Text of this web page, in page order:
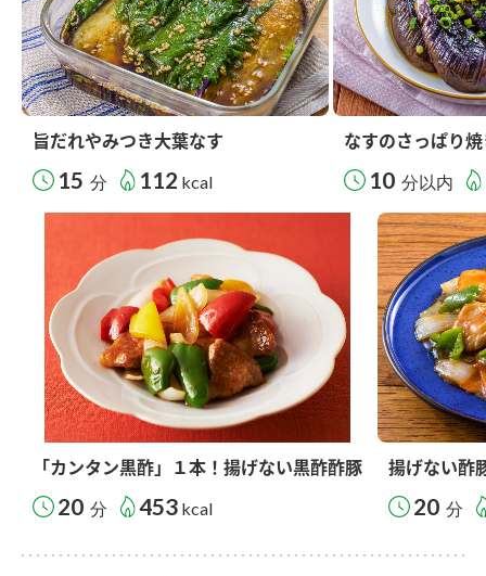
旨だれやみつき大葉なす
15 分 112 kcal
なすのさっぱり
10 分以内
「カンタン黒酢」１本！揚げない黒酢酢豚
20 分 453 kcal
揚げない酢
20 分